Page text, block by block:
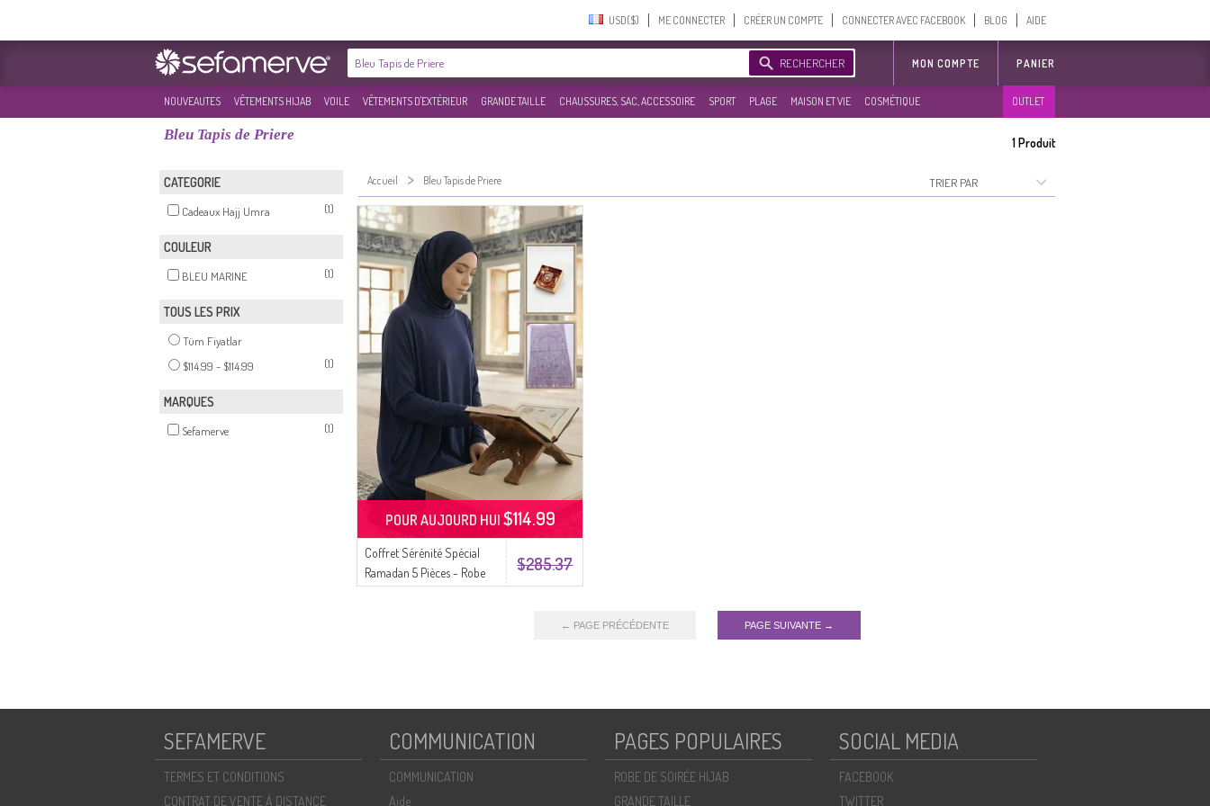
USD($)‎ ME CONNECTER CRÉER UN COMPTE CONNECTER AVEC FACEBOOK BLOG AIDE
RECHERCHER MON COMPTE PANIER
NOUVEAUTES VÊTEMENTS HIJAB VOILE VÊTEMENTS D'EXTÉRIEUR GRANDE TAILLE CHAUSSURES, SAC, ACCESSOIRE SPORT PLAGE MAISON ET VIE COSMÉTIQUE OUTLET
Bleu Tapis de Priere 1Produit
CATEGORIE
Cadeaux Hajj Umra (1)
COULEUR
BLEU MARINE (1)
TOUS LES PRIX
Tüm Fiyatlar
$114.99 - $114.99
(1)
MARQUES
Sefamerve (1)
Accueil > Bleu Tapis de Priere
$285.37
Coffret Sérénité Spécial
Ramadan 5 Pièces - Robe
POUR AUJOURD HUI $114.99
← PAGE PRÉCÉDENTE PAGE SUIVANTE →
SEFAMERVE
TERMES ET CONDITIONS
CONTRAT DE VENTE À DISTANCE
COMMUNICATION
COMMUNICATION
Aide
PAGES POPULAIRES
ROBE DE SOIRÉE HIJAB
GRANDE TAILLE
SOCIAL MEDIA
FACEBOOK
TWITTER